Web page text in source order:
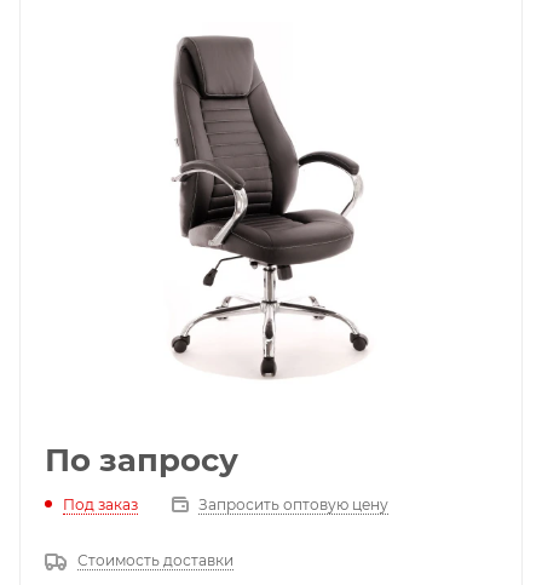
По запросу
Под заказ Запросить оптовую цену
Стоимость доставки